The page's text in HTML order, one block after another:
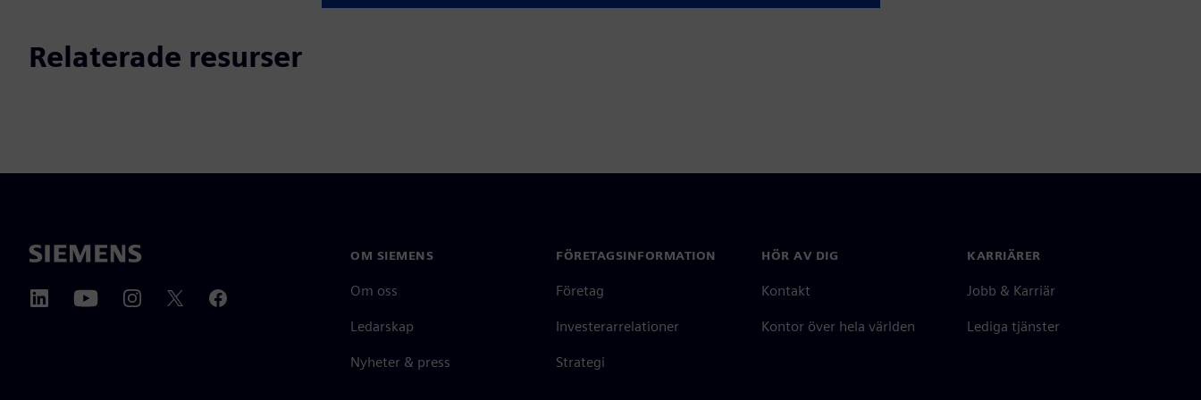
Relaterade resurser
OM SIEMENS
Om oss
Ledarskap
Nyheter & press
FÖRETAGSINFORMATION
Företag
Investerarrelationer
Strategi
HÖR AV DIG
Kontakt
Kontor över hela världen
KARRIÄRER
Jobb & Karriär
Lediga tjänster